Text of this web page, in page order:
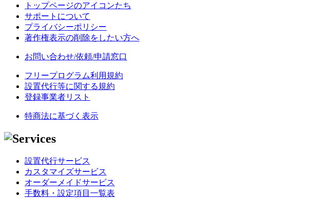
トップページのアイコンたち
サポートについて
プライバシーポリシー
著作権表示の削除をしたい方へ
お問い合わせ/依頼/申請窓口
フリープログラム利用規約
設置代行等に関する規約
登録事業者リスト
特商法に基づく表示
設置代行サービス
カスタマイズサービス
オーダーメイドサービス
手数料・設定項目一覧表